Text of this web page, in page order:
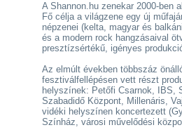
A Shannon.hu zenekar 2000-ben
Fő célja a világzene egy új
népzenei (kelta, magyar és
és a modern rock hangzásaival
presztízsértékű, igényes
Az elmúlt években többszáz
fesztiválfellépésen vett részt
helyszínek: Petőfi Csarnok, IBS,
Szabadidő Központ, Millenáris,
vidéki helyszínen koncertezett
Színház, városi művelődési